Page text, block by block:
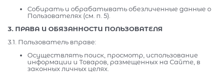
Собирать и обрабатывать обезличенные данные о
Пользователях (см. п. 5).
3. ПРАВА И ОБЯЗАННОСТИ ПОЛЬЗОВАТЕЛЯ
3.1. Пользователь вправе:
Осуществлять поиск, просмотр, использование
информации и Товаров, размещенных на Сайте, в
законных личных целях.